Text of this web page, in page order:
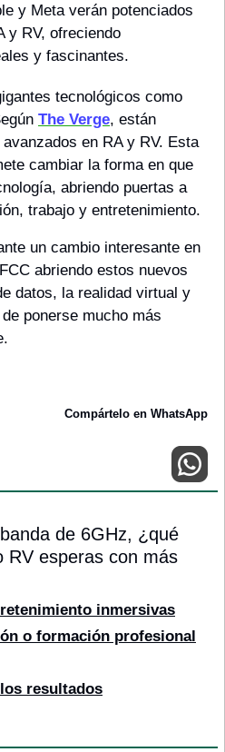
y Meta verán potenciados
y RV, ofreciendo
y fascinantes.
tecnológicos como
The Verge, están
en RA y RV. Esta
cambiar la forma en que
abriendo puertas a
trabajo y entretenimiento.
un cambio interesante en
abriendo estos nuevos
datos, la realidad virtual y
ponerse mucho más
Compártelo en WhatsApp
de 6GHz, ¿qué
RV esperas con más
inmersivas
o formación profesional
resultados